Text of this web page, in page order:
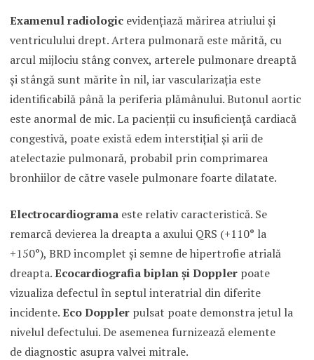
Examenul radiologic evidenţiază mărirea atriului şi
ventriculului drept. Artera pulmonară este mărită, cu
arcul mijlociu stâng convex, arterele pulmonare dreaptă
şi stângă sunt mărite în nil, iar vascularizaţia este
identificabilă până la periferia plămânului. Butonul aortic
este anormal de mic. La pacienţii cu insuficienţă cardiacă
congestivă, poate există edem interstiţial şi arii de
atelectazie pulmonară, probabil prin comprimarea
bronhiilor de către vasele pulmonare foarte dilatate.
Electrocardiogramaeste relativ caracteristică. Se
remarcă devierea la dreapta a axului QRS (+110° la
+150°), BRD incomplet şi semne de hipertrofie atrială
dreapta.Ecocardiografia biplan şi Dopplerpoate
vizualiza defectul în septul interatrial din diferite
incidente.Eco Dopplerpulsat poate demonstra jetul la
nivelul defectului. De asemenea furnizează elemente
de diagnostic asupra valvei mitrale.